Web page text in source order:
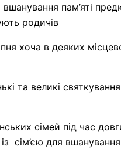
пам’яті
родичів
хоча в деяких
та великі
сімей під час
сім’єю для вшанування